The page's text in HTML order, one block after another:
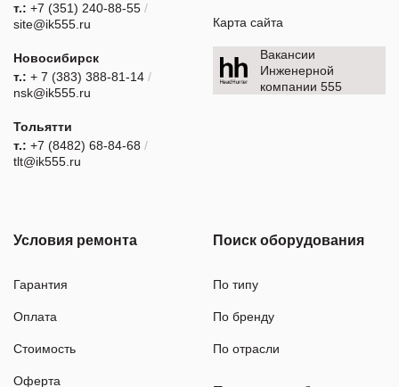
т.: +7 (351) 240-88-55 /
site@ik555.ru
Новосибирск
т.: + 7 (383) 388-81-14 /
nsk@ik555.ru
Тольятти
т.: +7 (8482) 68-84-68 /
tlt@ik555.ru
Карта сайта
Вакансии
Инженерной
компании 555
Условия ремонта
Гарантия
Оплата
Стоимость
Оферта
Поиск оборудования
По типу
По бренду
По отрасли